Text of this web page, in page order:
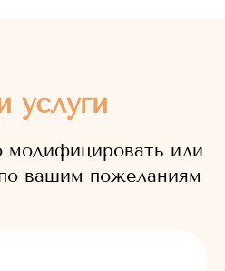
услуги
модифицировать или
вашим пожеланиям